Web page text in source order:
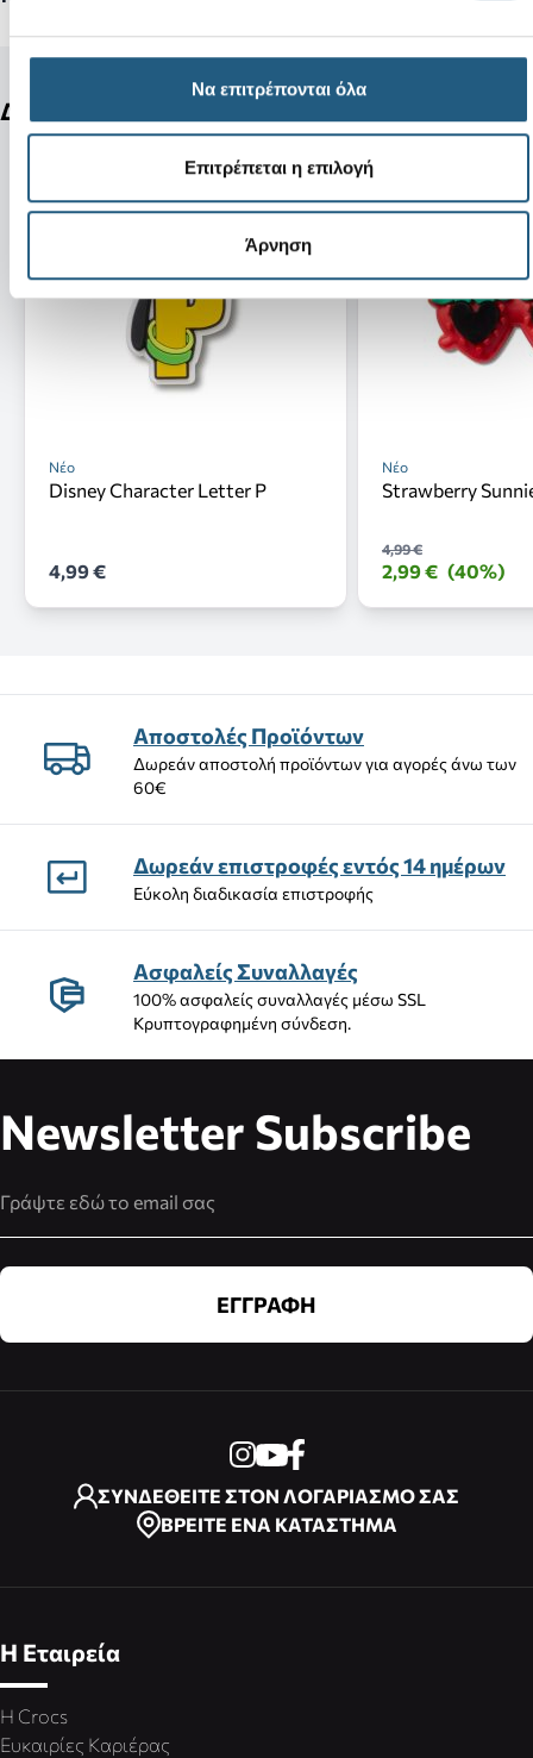
Να επιτρέπονται όλα
Επιτρέπεται η επιλογή
Άρνηση
Δείτε ακόμη
Νέο
Disney Character Letter P
4,99 €
Νέο
Strawberry
4,99 €
2,99 € (40%)
Αποστολές Προϊόντων
Δωρεάν αποστολή προϊόντων για αγορές άνω των
60€
Δωρεάν επιστροφές εντός 14 ημέρων
Εύκολη διαδικασία επιστροφής
Ασφαλείς Συναλλαγές
100% ασφαλείς συναλλαγές μέσω SSL
Κρυπτογραφημένη σύνδεση.
Newsletter Subscribe
ΕΓΓΡΑΦΗ
ΣΥΝΔΕΘΕΙΤΕ ΣΤΟΝ ΛΟΓΑΡΙΑΣΜΟ ΣΑΣ
ΒΡΕΙΤΕ ΕΝΑ ΚΑΤΑΣΤΗΜΑ
Η Εταιρεία
Η Crocs
Ευκαιρίες Καριέρας